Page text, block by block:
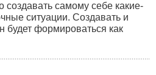
создавать самому себе какие-
ситуации. Создавать и
будет формироваться как